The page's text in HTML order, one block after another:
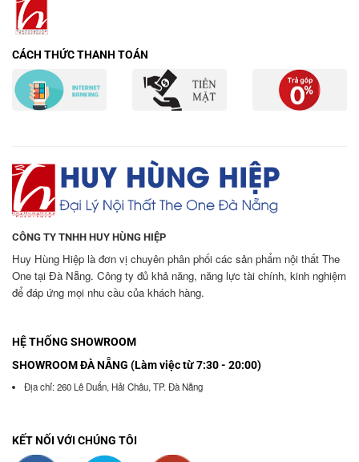
CÁCH THỨC THANH TOÁN
CÔNG TY TNHH HUY HÙNG HIỆP
Huy Hùng Hiệp là đơn vị chuyên phân phối các sản phẩm nội thất The
One tại Đà Nẵng. Công ty đủ khả năng, năng lực tài chính, kinh nghiệm
để đáp ứng mọi nhu cầu của khách hàng.
HỆ THỐNG SHOWROOM
SHOWROOM ĐÀ NẴNG (Làm việc từ 7:30 - 20:00)
Địa chỉ: 260 Lê Duẩn, Hải Châu, TP. Đà Nẵng
KẾT NỐI VỚI CHÚNG TÔI